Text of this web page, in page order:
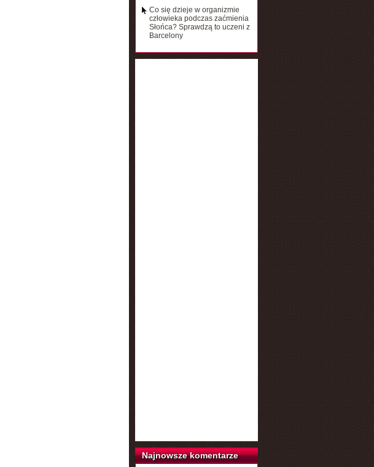
Co się dzieje w organizmie
człowieka podczas zaćmienia
Słońca? Sprawdzą to uczeni z
Barcelony
Najnowsze komentarze